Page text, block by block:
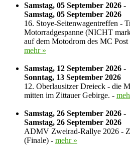
Samstag, 05 September 2026 -
Samstag, 05 September 2026
16. Stoye-Seitenwagentreffen -
Motorradgespanne (NICHT
auf dem Motodrom des MC
mehr »
Samstag, 12 September 2026 -
Sonntag, 13 September 2026
12. Oberlausitzer Dreieck - die
mitten im Zittauer Gebirge. -
Samstag, 26 September 2026 -
Samstag, 26 September 2026
ADMV Zweirad-Rallye 2026 -
(Finale) - mehr »